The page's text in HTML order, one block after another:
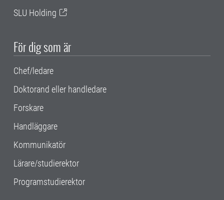
SLU Holding
För dig som är
Chef/ledare
Doktorand eller handledare
Forskare
Handläggare
Kommunikatör
Lärare/studierektor
Programstudierektor